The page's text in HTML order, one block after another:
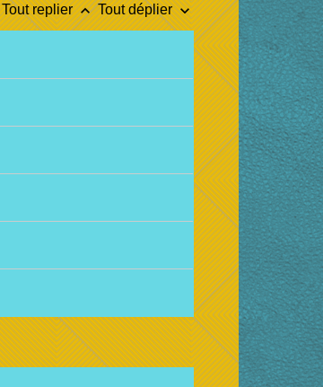
Tout replierkeyboard_arrow_up Tout déplierkeyboard_arrow_down